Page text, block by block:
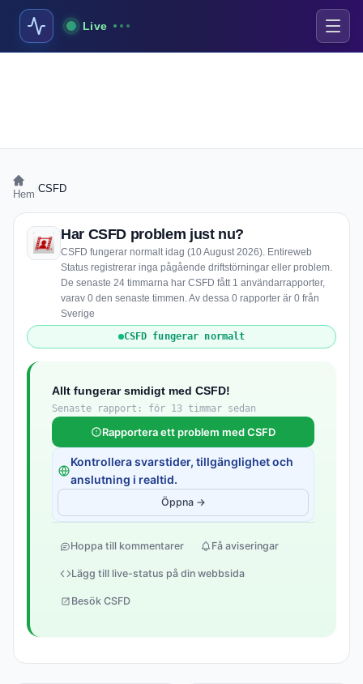
Live
Hem CSFD
Har CSFD problem just nu?
CSFD fungerar normalt idag (10 August 2026). Entireweb
Status registrerar inga pågående driftstörningar eller problem.
De senaste 24 timmarna har CSFD fått 1 användarrapporter,
varav 0 den senaste timmen. Av dessa 0 rapporter är 0 från
Sverige
CSFD fungerar normalt
Allt fungerar smidigt med CSFD!
Senaste rapport: för 13 timmar sedan
Rapportera ett problem med CSFD
Kontrollera svarstider, tillgänglighet och
anslutning i realtid.
Öppna →
Hoppa till kommentarer Få aviseringar
Lägg till live-status på din webbsida
Besök CSFD